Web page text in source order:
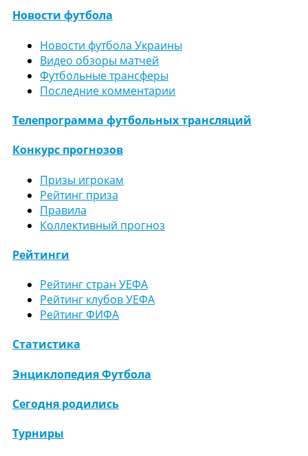
Новости футбола
Новости футбола Украины
Видео обзоры матчей
Футбольные трансферы
Последние комментарии
Телепрограмма футбольных трансляций
Конкурс прогнозов
Призы игрокам
Рейтинг приза
Правила
Коллективный прогноз
Рейтинги
Рейтинг стран УЕФА
Рейтинг клубов УЕФА
Рейтинг ФИФА
Статистика
Энциклопедия Футбола
Сегодня родились
Турниры